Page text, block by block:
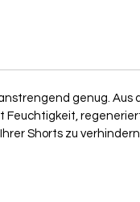
genug. Aus
Feuchtigkeit,
Shorts zu